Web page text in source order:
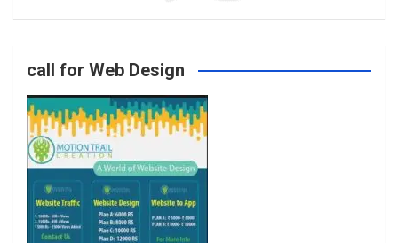
o
k
r
a
m
call for Web Design